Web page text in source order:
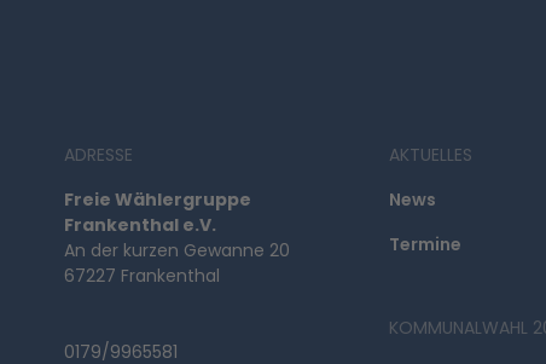
ADRESSE
Freie Wählergruppe
Frankenthal e.V.
An der kurzen Gewanne 20
67227 Frankenthal
0179/9965581
AKTUELLES
News
Termine
KOMMUNALWAHL